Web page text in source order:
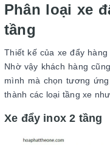
Phân loại xe
tầng
Thiết kế của xe đẩy
Nhờ vậy khách hàng
mình mà chọn tương
thành các loại tầng xe
Xe đẩy inox 2 tầng